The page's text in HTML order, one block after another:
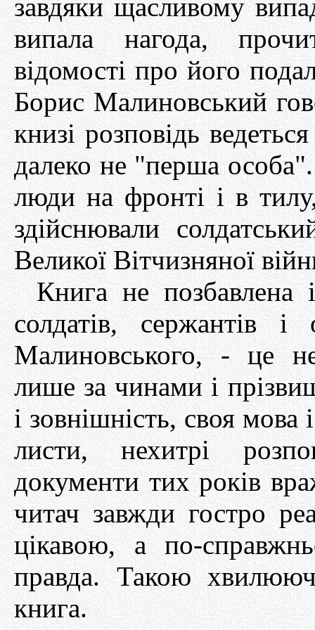
завдяки щасливому
випала нагода,
відомості про його
Борис Малиновський
книзі розповідь
далеко не "перша
люди на фронті і в
здійснювали
Великої Вітчизняної
Книга не позбавлена
солдатів, сержантів і
Малиновського, - це
лише за чинами і
і зовнішність, своя мова
листи, нехитрі
документи тих років
читач завжди гостро
цікавою, а по-
правда. Такою
книга.